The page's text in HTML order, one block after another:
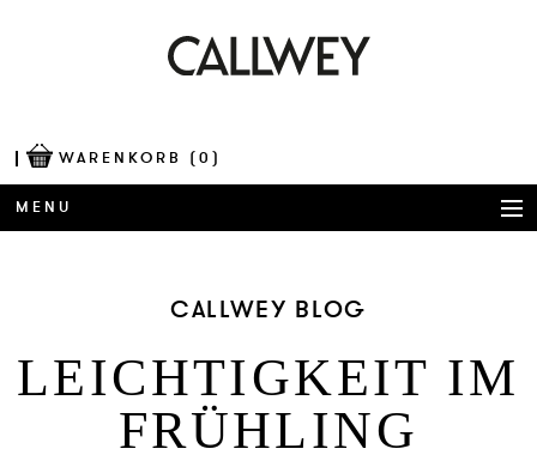
WARENKORB (0)
MENU
AWARDS
BEST OF ARCHITECTURE
CORPORATE PUBLISHING
CALLWEY BLOG
LEICH­TIG­KEIT IM
FRÜHLING